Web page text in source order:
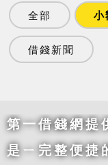
全部 小
借錢新聞
第一借錢網提
是ㄧ完整便捷